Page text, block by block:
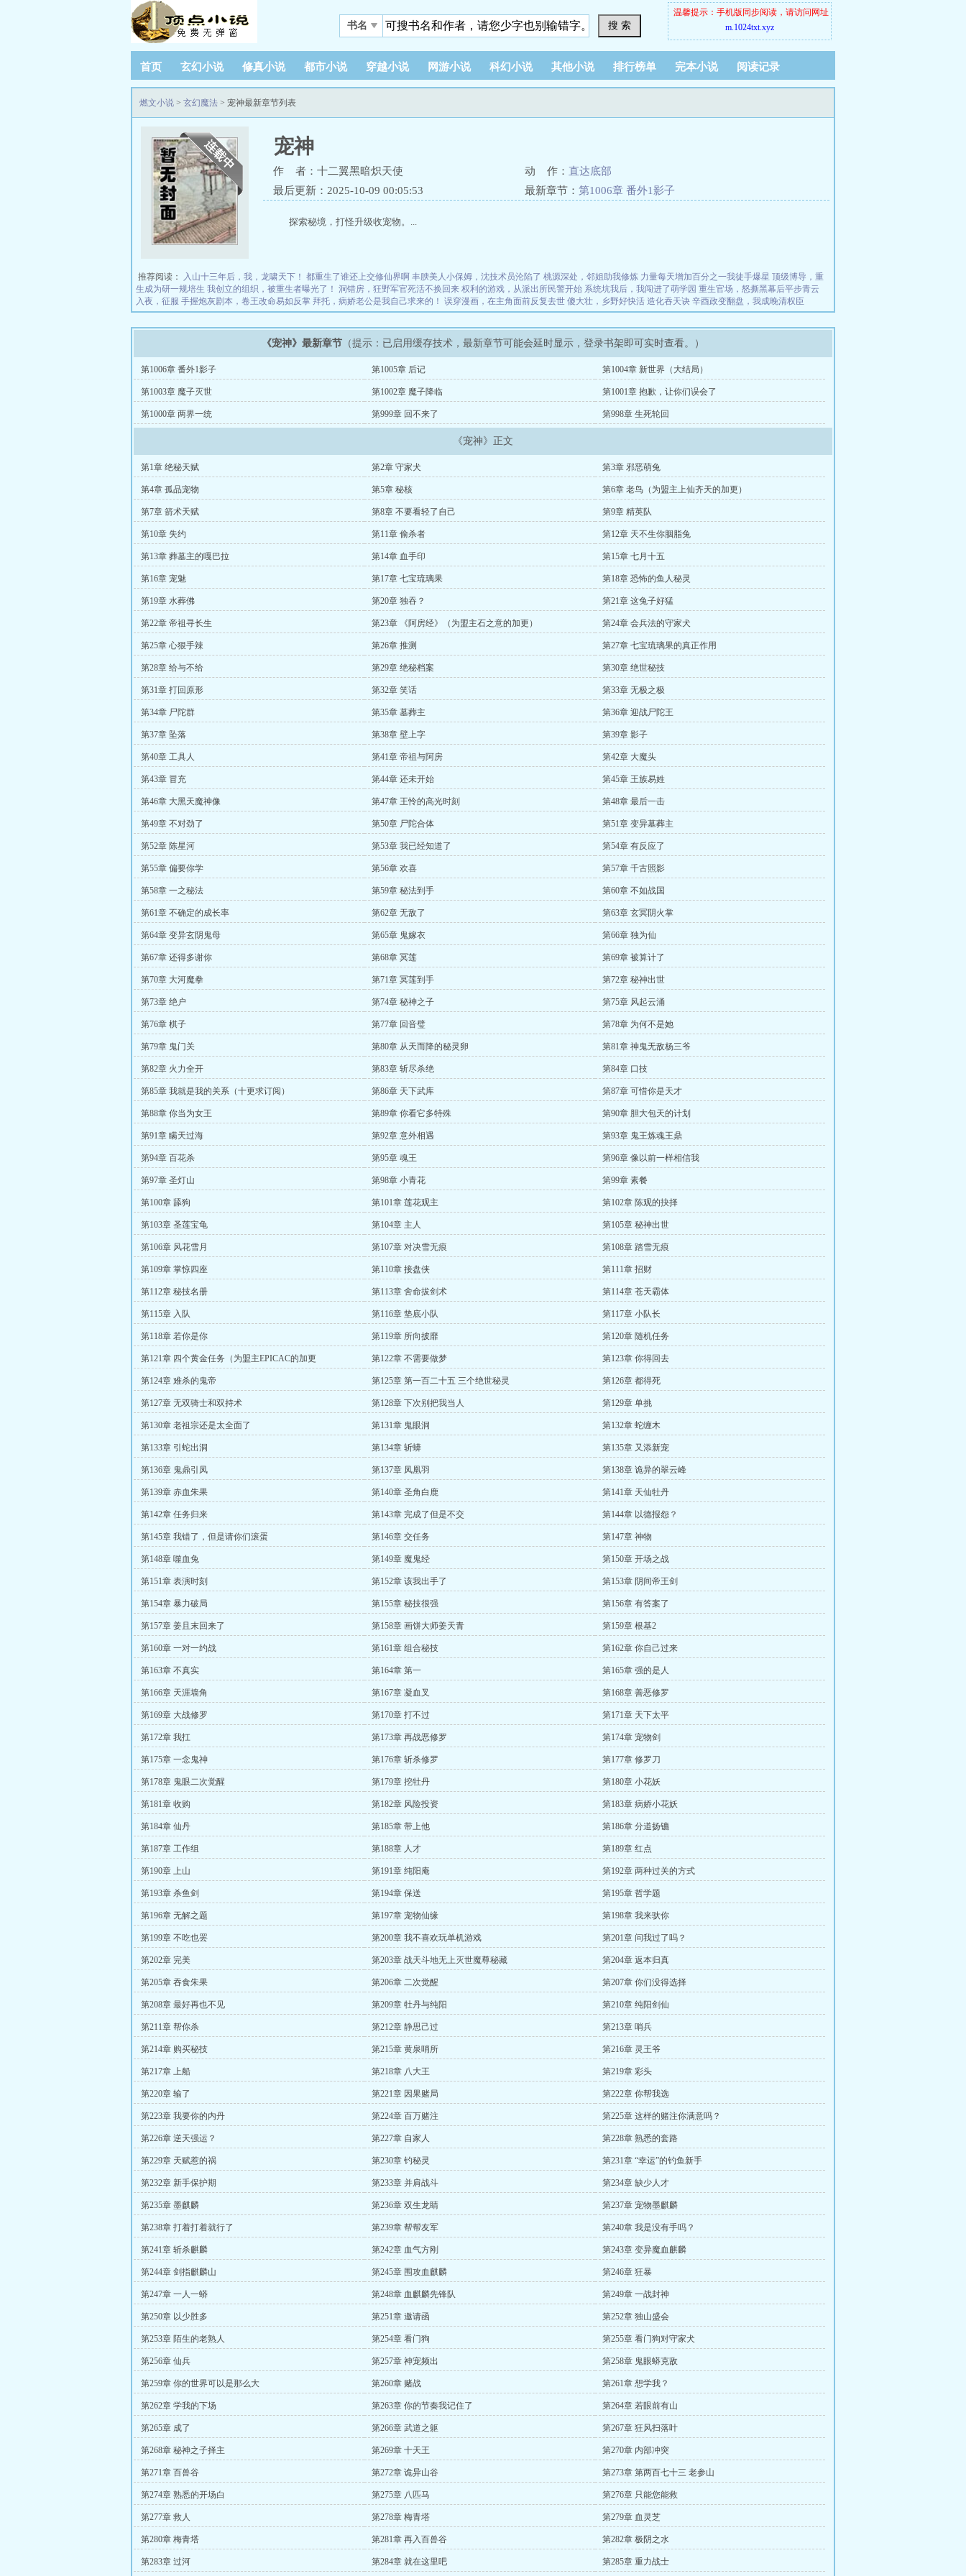
书名 搜 索
温馨提示：手机版同步阅读，请访问网址
m.1024txt.xyz
首页 玄幻小说 修真小说 都市小说 穿越小说 网游小说 科幻小说 其他小说 排行榜单 完本小说 阅读记录
燃文小说 > 玄幻魔法 > 宠神最新章节列表
宠神
作 者：十二翼黑暗炽天使 动 作： 直达底部
最后更新：2025-10-09 00:05:53
最新章节： 第1006章 番外1影子
探索秘境，打怪升级收宠物。...
推荐阅读： 入山十三年后，我，龙啸天下！ 都重生了谁还上交修仙界啊 丰腴美人小保姆，沈技术员沦陷了 桃源深处，邻姐助我修炼 力量每天增加百分之一我徒手爆星 顶级博导，重
生成为研一规培生 我创立的组织，被重生者曝光了！ 洞错房，狂野军官死活不换回来 权利的游戏，从派出所民警开始 系统坑我后，我闯进了萌学园 重生官场，怒撕黑幕后平步青云
入夜，征服 手握炮灰剧本，卷王改命易如反掌 拜托，病娇老公是我自己求来的！ 误穿漫画，在主角面前反复去世 傻大壮，乡野好快活 造化吞天诀 辛酉政变翻盘，我成晚清权臣
《宠神》最新章节 （提示：已启用缓存技术，最新章节可能会延时显示，登录书架即可实时查看。）
第1006章 番外1影子 第1005章 后记 第1004章 新世界（大结局）
第1003章 魔子灭世 第1002章 魔子降临 第1001章 抱歉，让你们误会了
第1000章 两界一统 第999章 回不来了 第998章 生死轮回
《宠神》正文
第1章 绝秘天赋 第2章 守家犬 第3章 邪恶萌兔
第4章 孤品宠物 第5章 秘核 第6章 老鸟（为盟主上仙齐天的加更）
第7章 箭术天赋 第8章 不要看轻了自己 第9章 精英队
第10章 失约 第11章 偷杀者 第12章 天不生你胭脂兔
第13章 葬墓主的嘎巴拉 第14章 血手印 第15章 七月十五
第16章 宠魅 第17章 七宝琉璃果 第18章 恐怖的鱼人秘灵
第19章 水葬佛 第20章 独吞？ 第21章 这兔子好猛
第22章 帝祖寻长生 第23章 《阿房经》（为盟主石之意的加更） 第24章 会兵法的守家犬
第25章 心狠手辣 第26章 推测 第27章 七宝琉璃果的真正作用
第28章 给与不给 第29章 绝秘档案 第30章 绝世秘技
第31章 打回原形 第32章 笑话 第33章 无极之极
第34章 尸陀群 第35章 墓葬主 第36章 迎战尸陀王
第37章 坠落 第38章 壁上字 第39章 影子
第40章 工具人 第41章 帝祖与阿房 第42章 大魔头
第43章 冒充 第44章 还未开始 第45章 王族易姓
第46章 大黑天魔神像 第47章 王怜的高光时刻 第48章 最后一击
第49章 不对劲了 第50章 尸陀合体 第51章 变异墓葬主
第52章 陈星河 第53章 我已经知道了 第54章 有反应了
第55章 偏要你学 第56章 欢喜 第57章 千古照影
第58章 一之秘法 第59章 秘法到手 第60章 不如战国
第61章 不确定的成长率 第62章 无敌了 第63章 玄冥阴火掌
第64章 变异玄阴鬼母 第65章 鬼嫁衣 第66章 独为仙
第67章 还得多谢你 第68章 冥莲 第69章 被算计了
第70章 大河魔拳 第71章 冥莲到手 第72章 秘神出世
第73章 绝户 第74章 秘神之子 第75章 风起云涌
第76章 棋子 第77章 回音璧 第78章 为何不是她
第79章 鬼门关 第80章 从天而降的秘灵卵 第81章 神鬼无敌杨三爷
第82章 火力全开 第83章 斩尽杀绝 第84章 口技
第85章 我就是我的关系（十更求订阅） 第86章 天下武库 第87章 可惜你是天才
第88章 你当为女王 第89章 你看它多特殊 第90章 胆大包天的计划
第91章 瞒天过海 第92章 意外相遇 第93章 鬼王炼魂王鼎
第94章 百花杀 第95章 魂王 第96章 像以前一样相信我
第97章 圣灯山 第98章 小青花 第99章 素餐
第100章 舔狗 第101章 莲花观主 第102章 陈观的抉择
第103章 圣莲宝龟 第104章 主人 第105章 秘神出世
第106章 风花雪月 第107章 对决雪无痕 第108章 踏雪无痕
第109章 掌惊四座 第110章 接盘侠 第111章 招财
第112章 秘技名册 第113章 舍命拔剑术 第114章 苍天霸体
第115章 入队 第116章 垫底小队 第117章 小队长
第118章 若你是你 第119章 所向披靡 第120章 随机任务
第121章 四个黄金任务（为盟主EPICAC的加更 第122章 不需要做梦 第123章 你得回去
第124章 难杀的鬼帝 第125章 第一百二十五 三个绝世秘灵 第126章 都得死
第127章 无双骑士和双持术 第128章 下次别把我当人 第129章 单挑
第130章 老祖宗还是太全面了 第131章 鬼眼洞 第132章 蛇缠木
第133章 引蛇出洞 第134章 斩蟒 第135章 又添新宠
第136章 鬼鼎引凤 第137章 凤凰羽 第138章 诡异的翠云峰
第139章 赤血朱果 第140章 圣角白鹿 第141章 天仙牡丹
第142章 任务归来 第143章 完成了但是不交 第144章 以德报怨？
第145章 我错了，但是请你们滚蛋 第146章 交任务 第147章 神物
第148章 噬血兔 第149章 魔鬼经 第150章 开场之战
第151章 表演时刻 第152章 该我出手了 第153章 阴间帝王剑
第154章 暴力破局 第155章 秘技很强 第156章 有答案了
第157章 姜且末回来了 第158章 画饼大师姜天青 第159章 根基2
第160章 一对一约战 第161章 组合秘技 第162章 你自己过来
第163章 不真实 第164章 第一 第165章 强的是人
第166章 天涯墙角 第167章 凝血叉 第168章 善恶修罗
第169章 大战修罗 第170章 打不过 第171章 天下太平
第172章 我扛 第173章 再战恶修罗 第174章 宠物剑
第175章 一念鬼神 第176章 斩杀修罗 第177章 修罗刀
第178章 鬼眼二次觉醒 第179章 挖牡丹 第180章 小花妖
第181章 收购 第182章 风险投资 第183章 病娇小花妖
第184章 仙丹 第185章 带上他 第186章 分道扬镳
第187章 工作组 第188章 人才 第189章 红点
第190章 上山 第191章 纯阳庵 第192章 两种过关的方式
第193章 杀鱼剑 第194章 保送 第195章 哲学题
第196章 无解之题 第197章 宠物仙缘 第198章 我来驮你
第199章 不吃也罢 第200章 我不喜欢玩单机游戏 第201章 问我过了吗？
第202章 完美 第203章 战天斗地无上灭世魔尊秘藏 第204章 返本归真
第205章 吞食朱果 第206章 二次觉醒 第207章 你们没得选择
第208章 最好再也不见 第209章 牡丹与纯阳 第210章 纯阳剑仙
第211章 帮你杀 第212章 静思己过 第213章 哨兵
第214章 购买秘技 第215章 黄泉哨所 第216章 灵王爷
第217章 上船 第218章 八大王 第219章 彩头
第220章 输了 第221章 因果赌局 第222章 你帮我选
第223章 我要你的内丹 第224章 百万赌注 第225章 这样的赌注你满意吗？
第226章 逆天强运？ 第227章 自家人 第228章 熟悉的套路
第229章 天赋惹的祸 第230章 钓秘灵 第231章 “幸运”的钓鱼新手
第232章 新手保护期 第233章 并肩战斗 第234章 缺少人才
第235章 墨麒麟 第236章 双生龙睛 第237章 宠物墨麒麟
第238章 打着打着就行了 第239章 帮帮友军 第240章 我是没有手吗？
第241章 斩杀麒麟 第242章 血气方刚 第243章 变异魔血麒麟
第244章 剑指麒麟山 第245章 围攻血麒麟 第246章 狂暴
第247章 一人一蟒 第248章 血麒麟先锋队 第249章 一战封神
第250章 以少胜多 第251章 邀请函 第252章 独山盛会
第253章 陌生的老熟人 第254章 看门狗 第255章 看门狗对守家犬
第256章 仙兵 第257章 神宠频出 第258章 鬼眼蟒克敌
第259章 你的世界可以是那么大 第260章 赌战 第261章 想学我？
第262章 学我的下场 第263章 你的节奏我记住了 第264章 若眼前有山
第265章 成了 第266章 武道之躯 第267章 狂风扫落叶
第268章 秘神之子择主 第269章 十天王 第270章 内部冲突
第271章 百兽谷 第272章 诡异山谷 第273章 第两百七十三 老参山
第274章 熟悉的开场白 第275章 八匹马 第276章 只能您能救
第277章 救人 第278章 梅青塔 第279章 血灵芝
第280章 梅青塔 第281章 再入百兽谷 第282章 极阴之水
第283章 过河 第284章 就在这里吧 第285章 重力战士